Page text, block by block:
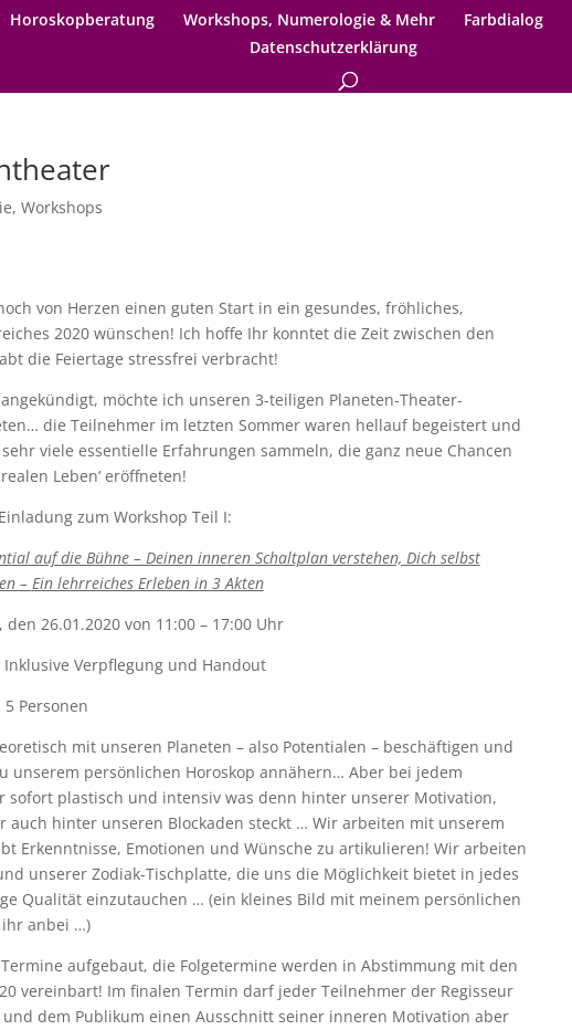
Horoskopberatung Workshops, Numerologie & Mehr Farbdialog
Datenschutzerklärung
,Workshops
von Herzen einen guten Start in ein gesundes, fröhliches,
2020 wünschen! Ich hoffe Ihr konntet die Zeit zwischen den
die Feiertage stressfrei verbracht!
möchte ich unseren 3-teiligen Planeten-Theater-
die Teilnehmer im letzten Sommer waren hellauf begeistert und
viele essentielle Erfahrungen sammeln, die ganz neue Chancen
Leben‘ eröffneten!
zum Workshop Teil I:
auf die Bühne – Deinen inneren Schaltplan verstehen, Dich selbst
– Ein lehrreiches Erleben in 3 Akten
26.01.2020 von 11:00 – 17:00 Uhr
Inklusive Verpflegung und Handout
Personen
mit unseren Planeten – also Potentialen – beschäftigen und
unserem persönlichen Horoskop annähern… Aber bei jedem
sofort plastisch und intensiv was denn hinter unserer Motivation,
auch hinter unseren Blockaden steckt … Wir arbeiten mit unserem
Erkenntnisse, Emotionen und Wünsche zu artikulieren! Wir arbeiten
unserer Zodiak-Tischplatte, die uns die Möglichkeit bietet in jedes
Qualität einzutauchen … (ein kleines Bild mit meinem persönlichen
anbei …)
aufgebaut, die Folgetermine werden in Abstimmung mit den
vereinbart! Im finalen Termin darf jeder Teilnehmer der Regisseur
und dem Publikum einen Ausschnitt seiner inneren Motivation aber